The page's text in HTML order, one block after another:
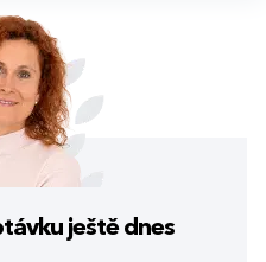
ještě dnes